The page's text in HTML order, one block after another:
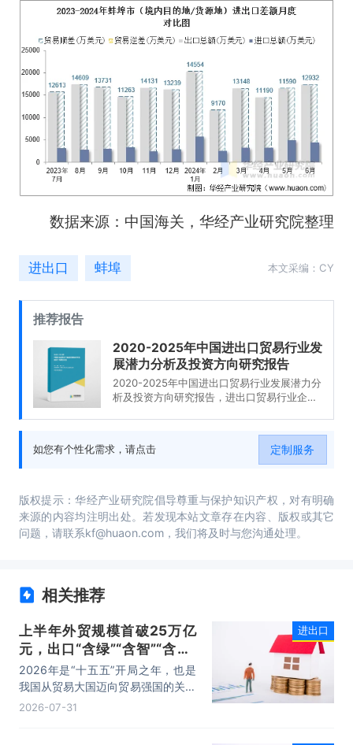
数据来源：中国海关，华经产业研究院整理
进出口 蚌埠 本文采编：CY
推荐报告
2020-2025年中国进出口贸易行业发
展潜力分析及投资方向研究报告
2020-2025年中国进出口贸易行业发展潜力分
析及投资方向研究报告，进出口贸易行业企业
易行业投资风险与营销分析，2020-2025年中
国进出口贸易行业发展战略及规划建议。
如您有个性化需求，请点击 定制服务
版权提示：华经产业研究院倡导尊重与保护知识产权，对有明确
来源的内容均注明出处。若发现本站文章存在内容、版权或其它
问题，请联系kf@huaon.com，我们将及时与您沟通处理。
相关推荐
上半年外贸规模首破25万亿
元，出口“含绿”“含智”“含新”
量稳步攀升
2026年是“十五五”开局之年，也是
我国从贸易大国迈向贸易强国的关键
时期。上半年，我国进出口规模历史
2026-07-31
进出口